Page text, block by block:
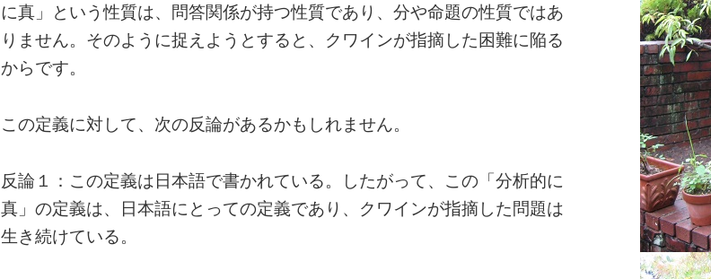
に真」という性質は、問答関係が持つ性質であり、分や命題の性質ではあ
りません。そのように捉えようとすると、クワインが指摘した困難に陥る
からです。
この定義に対して、次の反論があるかもしれません。
反論１：この定義は日本語で書かれている。したがって、この「分析的に
真」の定義は、日本語にとっての定義であり、クワインが指摘した問題は
生き続けている。